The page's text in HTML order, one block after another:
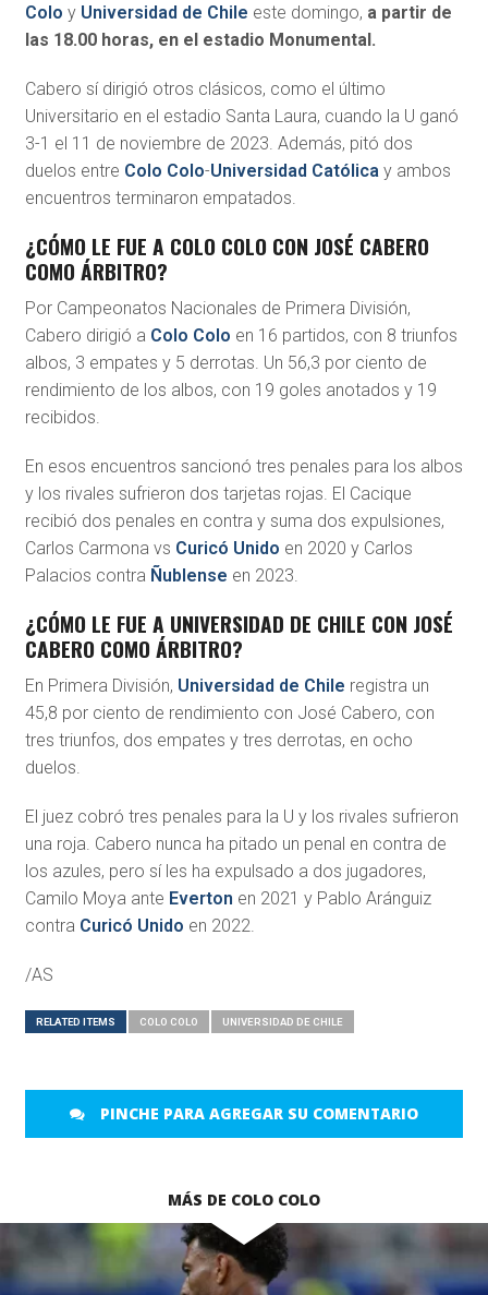
Colo y Universidad de Chile este domingo, a partir de
las 18.00 horas, en el estadio Monumental.
Cabero sí dirigió otros clásicos, como el último
Universitario en el estadio Santa Laura, cuando la U ganó
3-1 el 11 de noviembre de 2023. Además, pitó dos
duelos entre Colo Colo-Universidad Católicay ambos
encuentros terminaron empatados.
¿CÓMO LE FUE A COLO COLO CON JOSÉ CABERO
COMO ÁRBITRO?
Por Campeonatos Nacionales de Primera División,
Cabero dirigió a Colo Colo en 16 partidos, con 8 triunfos
albos, 3 empates y 5 derrotas. Un 56,3 por ciento de
rendimiento de los albos, con 19 goles anotados y 19
recibidos.
En esos encuentros sancionó tres penales para los albos
y los rivales sufrieron dos tarjetas rojas. El Cacique
recibió dos penales en contra y suma dos expulsiones,
Carlos Carmona vs Curicó Unido en 2020 y Carlos
Palacios contra Ñublense en 2023.
¿CÓMO LE FUE A UNIVERSIDAD DE CHILE CON JOSÉ
CABERO COMO ÁRBITRO?
En Primera División, Universidad de Chile registra un
45,8 por ciento de rendimiento con José Cabero, con
tres triunfos, dos empates y tres derrotas, en ocho
duelos.
El juez cobró tres penales para la U y los rivales sufrieron
una roja. Cabero nunca ha pitado un penal en contra de
los azules, pero sí les ha expulsado a dos jugadores,
Camilo Moya ante Everton en 2021 y Pablo Aránguiz
contra Curicó Unido en 2022.
/AS
RELATED ITEMS COLO COLO UNIVERSIDAD DE CHILE
PINCHE PARA AGREGAR SU COMENTARIO
MÁS DE COLO COLO